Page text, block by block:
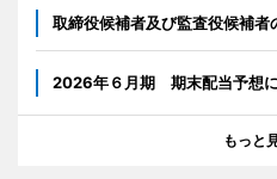
取締役候補者及び監査役候補者
2026年６月期 期末配当予想
もっと